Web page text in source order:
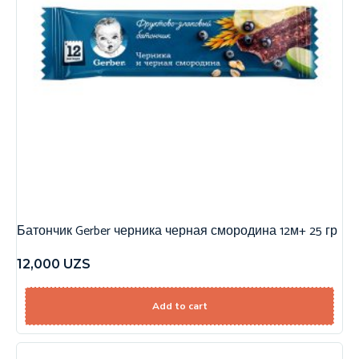
Батончик Gerber черника черная смородина 12м+ 25 гр
12,000 UZS
Add to cart